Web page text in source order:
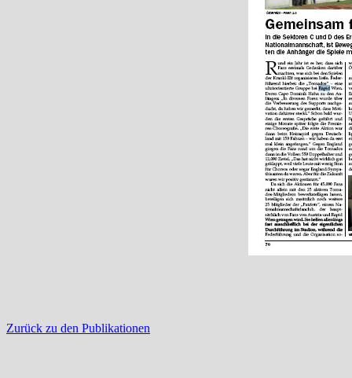
Zurück zu den Publikationen